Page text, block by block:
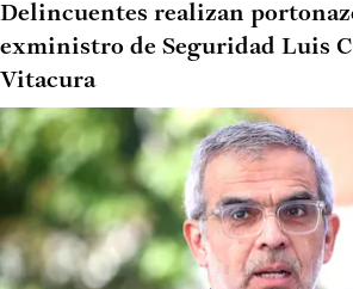
Delincuentes realizan
exministro de Seguridad Luis
Vitacura